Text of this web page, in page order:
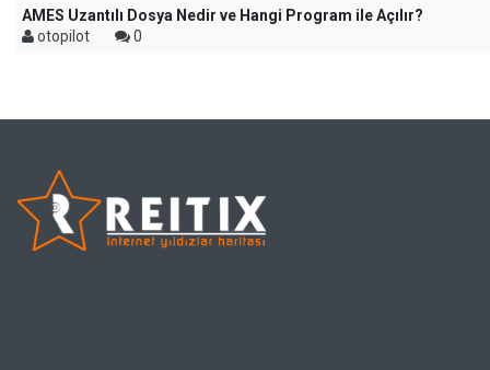
AMES Uzantılı Dosya Nedir ve Hangi Program ile Açılır?
otopilot
0